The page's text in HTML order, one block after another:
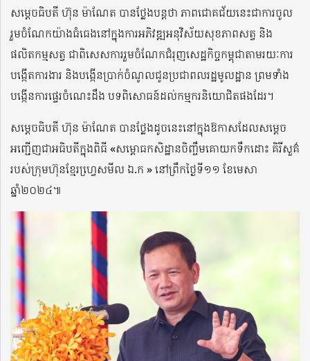
សម្តេចធិបតី ហ៊ុន ម៉ាណែត បានថ្លែងបន្តថា ភាពជោគជ័យនេះជាការចូល
រួមចំណែកយ៉ាងធំធេងនៅក្នុងការអភិវឌ្ឍអនុវិស័យសុខភាពសត្វ និង
ផលិតកម្មសត្វ ជាពិសេសការរួមចំណែកជំរុញសេដ្ឋកិច្ចកម្ពុជាតាមរយៈការ
បង្កើតការងារ និងបង្កើនប្រាក់ចំណូលជូនប្រជាពលរដ្ឋមូលដ្ឋាន ព្រមទាំង
បង្កើនការផ្ទេរចំណេះដឹង បទពិសោធន៍ដល់កម្មករនិយោជិតផងដែរ។
សម្តេចធិបតី ហ៊ុន ម៉ាណែត បានថ្លែងដូចនេះនៅក្នុងឱកាសដែលសម្តេច
អញ្ជើញជាអធិបតីក្នុងពិធី «សម្ពោធកសិដ្ឋានចិញ្ចឹមគោយកទឹកដោះ គិរីសួគ៌
របស់ក្រុមហ៊ុនខ្មែរហ្វេ្រសមីល ឯ.ក » នៅព្រឹកថ្ងៃទី១១ ខែមេសា
ឆ្នាំ២០២៤៕